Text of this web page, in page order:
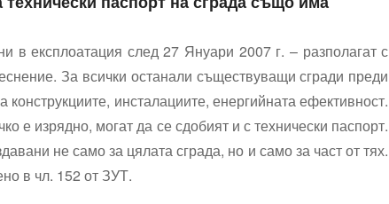
в експлоатация след 27 Януари 2007 г. – разполагат с
За всички останали съществуващи сгради преди
инсталациите, енергийната ефективност.
е изрядно, могат да се сдобият и с технически паспорт.
не само за цялата сграда, но и само за част от тях.
в чл. 152 от ЗУТ.